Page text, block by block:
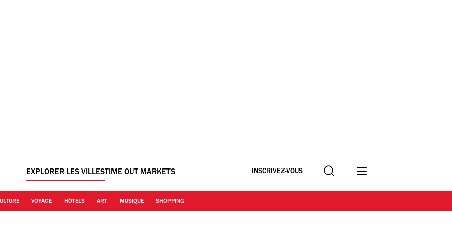
EXPLORER LES VILLESTIME OUT MARKETS INSCRIVEZ-VOUS Recherche
VOYAGE HÔTELS ART MUSIQUE SHOPPING